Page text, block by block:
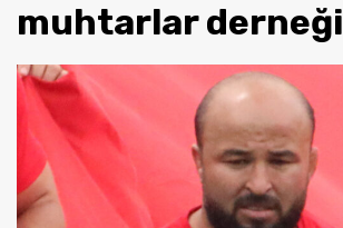
muhtarlar derneği